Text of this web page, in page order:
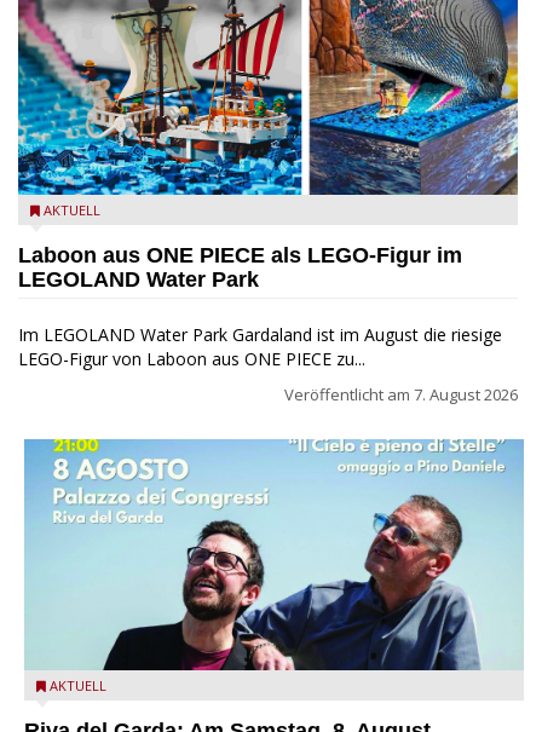
Laboon aus ONE PIECE als LEGO-Figur im LEGOLAND Water
AKTUELL
Laboon aus ONE PIECE als LEGO-Figur im
LEGOLAND Water Park
Im LEGOLAND Water Park Gardaland ist im August die riesige
LEGO-Figur von Laboon aus ONE PIECE zu...
Veröffentlicht am 7. August 2026
Fabrizio Bosso & Julian Oliver Mazzariello zu Gast beim Garda
AKTUELL